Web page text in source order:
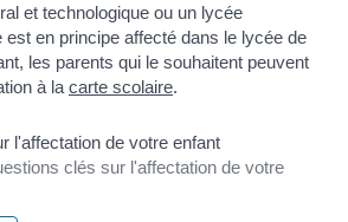
et technologique ou un lycée
est en principe affecté dans le lycée de
les parents qui le souhaitent peuvent
à la carte scolaire.
clés sur l'affectation de votre